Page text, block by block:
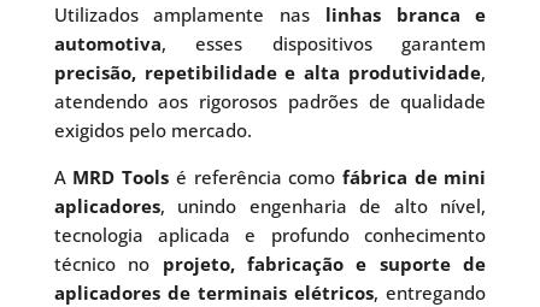
Utilizados amplamente nas linhas branca e
automotiva, esses dispositivos garantem
precisão, repetibilidade e alta produtividade,
atendendo aos rigorosos padrões de qualidade
exigidos pelo mercado.
A MRD Tools é referência como fábrica de mini
aplicadores, unindo engenharia de alto nível,
tecnologia aplicada e profundo conhecimento
técnico no projeto, fabricação e suporte de
aplicadores de terminais elétricos, entregando